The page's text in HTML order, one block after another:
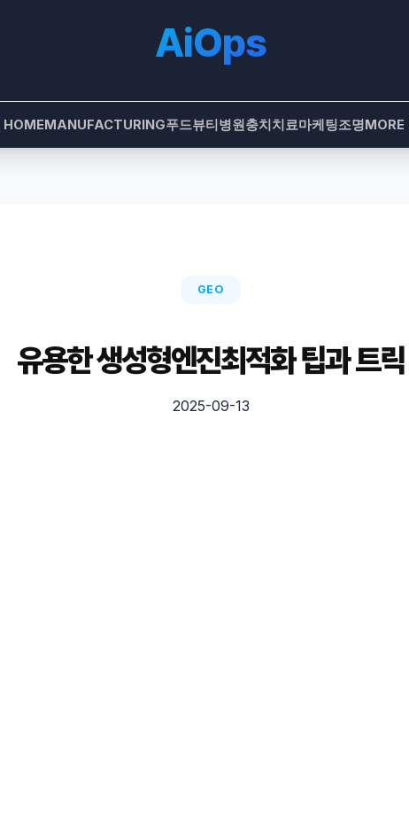
AiOps
HOMEMANUFACTURING푸드뷰티병원충치치료마케팅조명MORE
GEO
유용한 생성형엔진최적화 팁과 트릭
2025-09-13